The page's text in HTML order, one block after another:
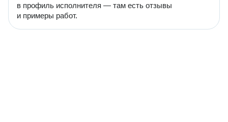
в профиль исполнителя — там есть отзывы
и примеры работ.